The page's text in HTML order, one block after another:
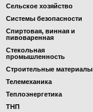
Сельское хозяйство
Системы безопасности
Спиртовая, винная и
пивоваренная
Стекольная
промышленность
Строительные материалы
Телемеханика
Теплоэнергетика
ТНП